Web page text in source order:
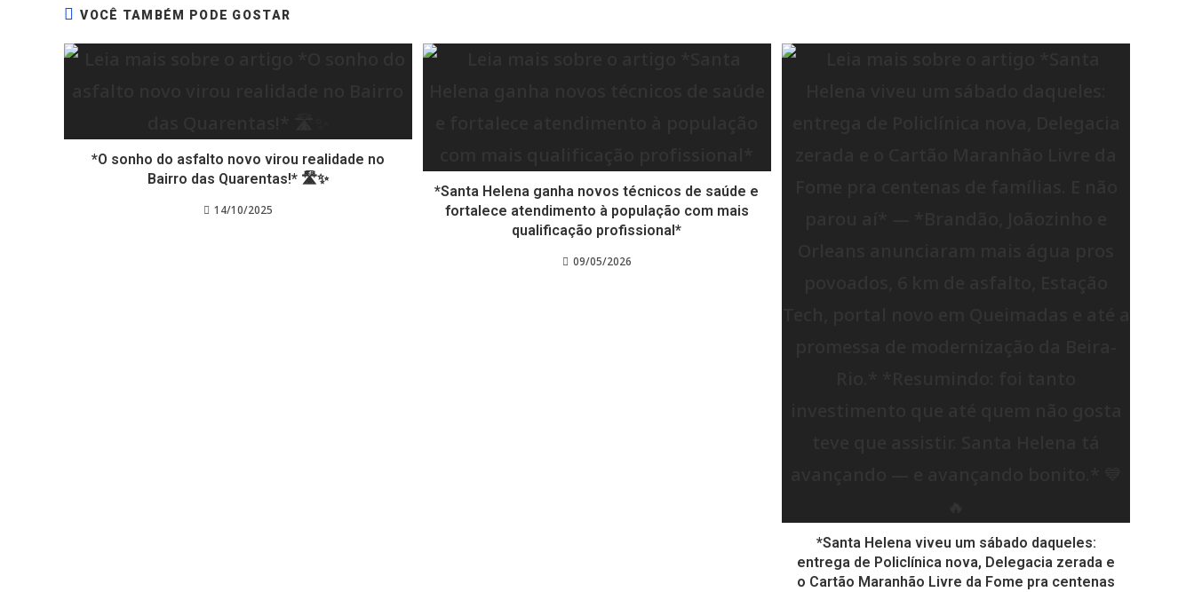
VOCÊ TAMBÉM PODE GOSTAR
*O sonho do asfalto novo virou realidade no
Bairro das Quarentas!* 🛣️✨
14/10/2025
*Santa Helena ganha novos técnicos de saúde e
fortalece atendimento à população com mais
qualificação profissional*
09/05/2026
*Santa Helena viveu um sábado daqueles:
entrega de Policlínica nova, Delegacia zerada e
o Cartão Maranhão Livre da Fome pra centenas